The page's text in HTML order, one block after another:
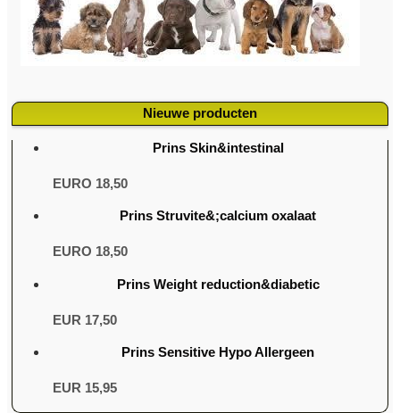
Nieuwe producten
Prins Skin&intestinal
EURO 18,50
Prins Struvite&;calcium oxalaat
EURO 18,50
Prins Weight reduction&diabetic
EUR 17,50
Prins Sensitive Hypo Allergeen
EUR 15,95